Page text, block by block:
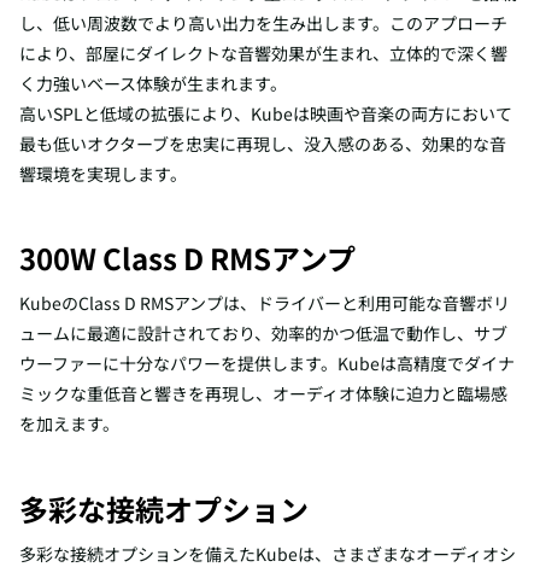
し、低い周波数でより高い出力を生み出します。このアプローチ
により、部屋にダイレクトな音響効果が生まれ、立体的で深く響
く力強いベース体験が生まれます。
高いSPLと低域の拡張により、Kubeは映画や音楽の両方において
最も低いオクターブを忠実に再現し、没入感のある、効果的な音
響環境を実現します。
300W Class D RMSアンプ
KubeのClass D RMSアンプは、ドライバーと利用可能な音響ボリ
ュームに最適に設計されており、効率的かつ低温で動作し、サブ
ウーファーに十分なパワーを提供します。Kubeは高精度でダイナ
ミックな重低音と響きを再現し、オーディオ体験に迫力と臨場感
を加えます。
多彩な接続オプション
多彩な接続オプションを備えたKubeは、さまざまなオーディオシ